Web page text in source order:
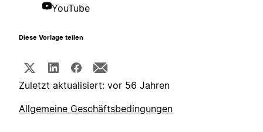
YouTube
Diese Vorlage teilen
Zuletzt aktualisiert: vor 56 Jahren
Allgemeine Geschäftsbedingungen